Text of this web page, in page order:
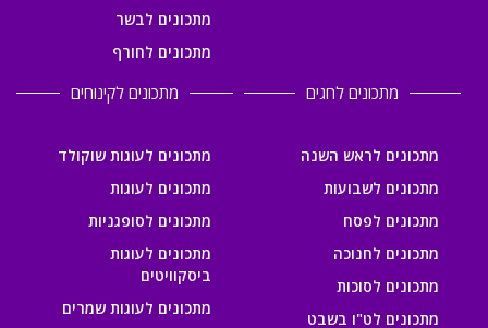
מתכונים לבשר
מתכונים לחורף
מתכונים לחגים
מתכונים לראש השנה
מתכונים לשבועות
מתכונים לפסח
מתכונים לחנוכה
מתכונים לסוכות
מתכונים לט"ו בשבט
מתכונים לקינוחים
מתכונים לעוגות שוקולד
מתכונים לעוגות
מתכונים לסופגניות
מתכונים לעוגות
ביסקוויטים
מתכונים לעוגות שמרים